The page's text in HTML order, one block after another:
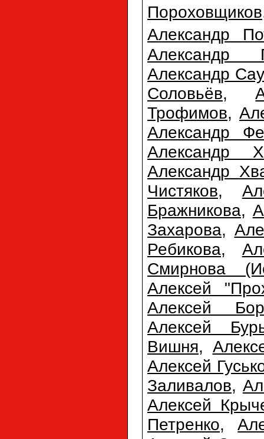
Пороховщиков
Александр
Александр
Александр
Соловьёв,
Трофимов,
Александр
Александр
Александр
Чистяков,
Бражникова,
Захарова,
Ребикова,
Смирнова
Алексей
Алексей
Алексей
Вишня,
Алексей
Заливалов,
Алексей
Петренко,